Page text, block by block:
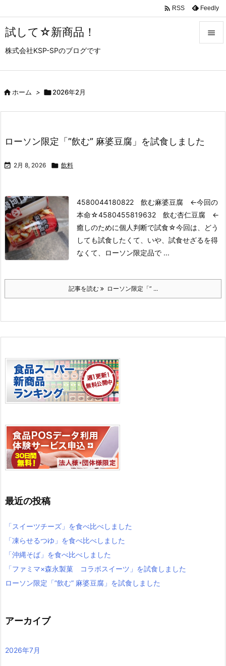
試して☆新商品！
株式会社KSP-SPのブログです

 RSS Feedly
ホーム > 2026年2月
ローソン限定「”飲む” 麻婆豆腐」を試食しました
 2月 8, 2026  飲料
4580044180822 飲む麻婆豆腐 ←今回の
本命☆4580455819632 飲む杏仁豆腐 ←
癒しのために個人判断で試食☆今回は、どう
しても試食したくて、いや、試食せざるを得
なくて、
ローソン限定品で ...
記事を読む ローソン限定「” ...
最近の投稿
「スイーツチーズ」を食べ比べしました
「凍らせるつゆ」を食べ比べしました
「沖縄そば」を食べ比べしました
「ファミマ×森永製菓 コラボスイーツ」を試食しました
ローソン限定「”飲む” 麻婆豆腐」を試食しました
アーカイブ
2026年7月